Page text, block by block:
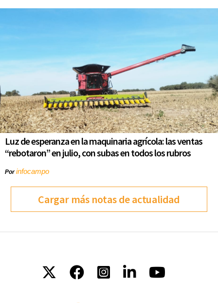
Luz de esperanza en la maquinaria agrícola: las ventas
“rebotaron” en julio, con subas en todos los rubros
Porinfocampo
Cargar más notas de actualidad